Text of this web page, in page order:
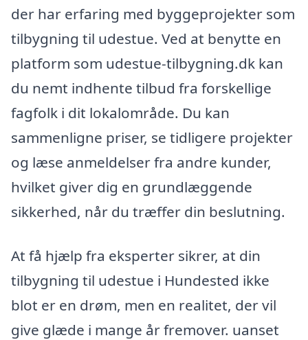
der har erfaring med byggeprojekter som
tilbygning til udestue. Ved at benytte en
platform som udestue-tilbygning.dk kan
du nemt indhente tilbud fra forskellige
fagfolk i dit lokalområde. Du kan
sammenligne priser, se tidligere projekter
og læse anmeldelser fra andre kunder,
hvilket giver dig en grundlæggende
sikkerhed, når du træffer din beslutning.
At få hjælp fra eksperter sikrer, at din
tilbygning til udestue i Hundested ikke
blot er en drøm, men en realitet, der vil
give glæde i mange år fremover. uanset